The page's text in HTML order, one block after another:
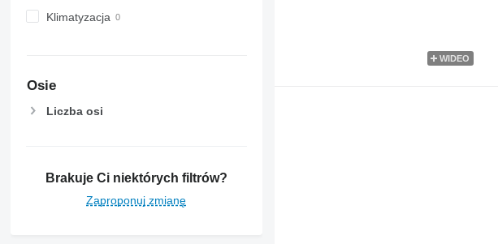
Klimatyzacja
Osie
Liczba osi
Brakuje Ci niektórych filtrów?
Zaproponuj zmianę
WIDEO